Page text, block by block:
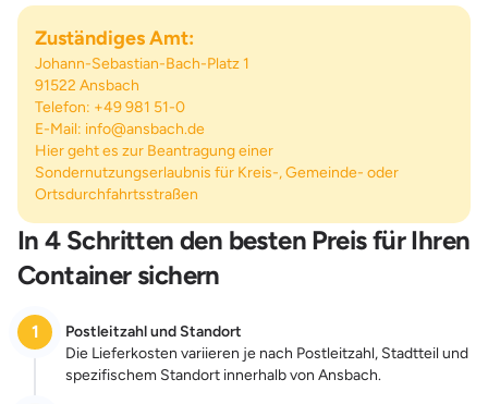
Zuständiges Amt:
Johann-Sebastian-Bach-Platz 1
91522 Ansbach
Telefon: +49 981 51-0
E-Mail: info@ansbach.de
Hier geht es zur Beantragung einer
Sondernutzungserlaubnis für Kreis-, Gemeinde- oder
Ortsdurchfahrtsstraßen
In 4 Schritten den besten Preis für Ihren
Container sichern
1
Postleitzahl und Standort
Die Lieferkosten variieren je nach Postleitzahl, Stadtteil und
spezifischem Standort innerhalb von Ansbach.